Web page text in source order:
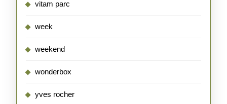
vitam parc
week
weekend
wonderbox
yves rocher